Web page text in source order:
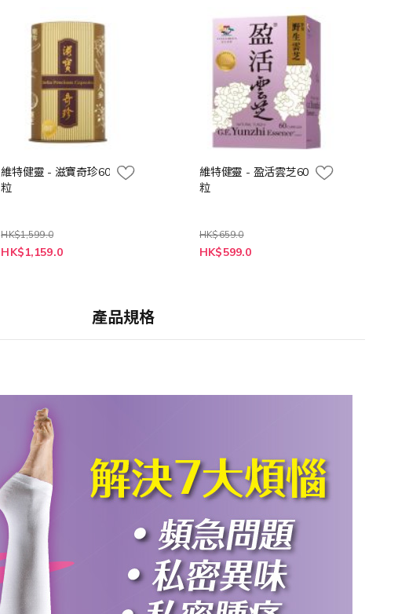
維特健靈 - 滋寶奇珍60
粒
HK$1,599.0
特
HK$1,159.0
維特健靈 - 盈活雲芝60
粒
HK$659.0
特
HK$599.0
產品規格